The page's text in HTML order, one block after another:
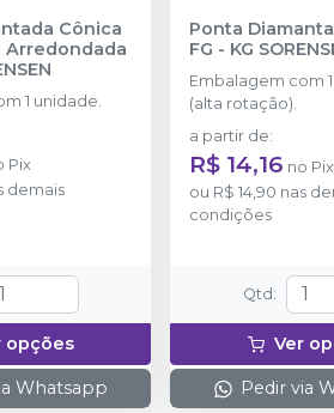
Cônica
Arredondada
1 unidade.
Pix
demais
opções
Whatsapp
Ponta
FG - KG
Embalagem com
(alta rotação).
a partir de:
R$ 14,16 no Pix
ou R$ 14,90 nas
condições
Qtd :
Ver
Pedir via